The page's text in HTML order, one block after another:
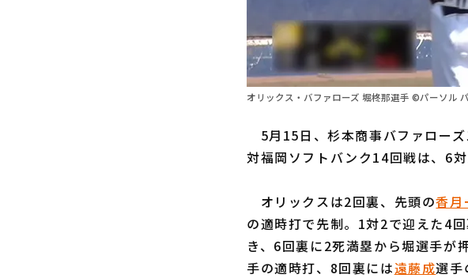
オリックス・バファローズ 堀柊那選手 ©パーソル
5月15日、杉本商事バファロー
対福岡ソフトバンク14回戦は、6
オリックスは2回裏、先頭の香月
の適時打で先制。1対2で迎えた4回
き、6回裏に2死満塁から堀選手が
手の適時打、8回裏には遠藤成選手